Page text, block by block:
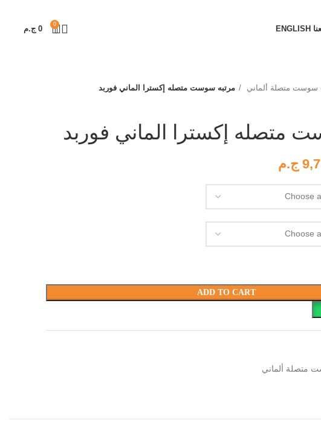
ENGLISH
0
0 ج.م
سوست متصلة ألماني مرتبه سوست متصله إكسترا الماني فوربد
متصله إكسترا الماني فوربد
ج.م
ADD TO CART
متصلة ألماني